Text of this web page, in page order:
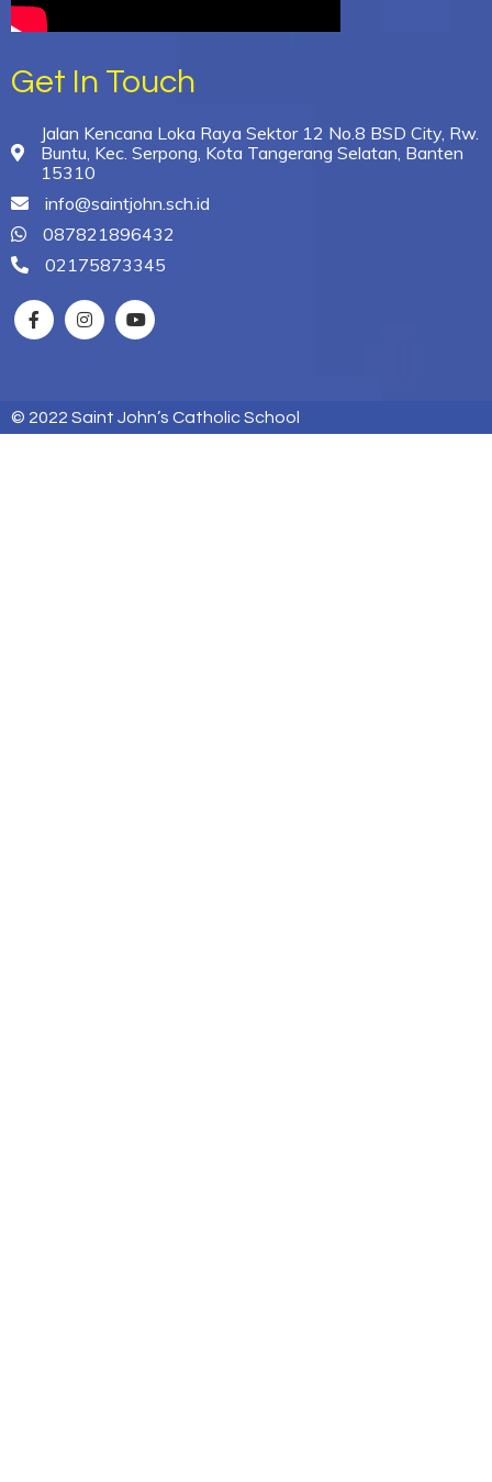
Get In Touch
Jalan Kencana Loka Raya Sektor 12 No.8 BSD City, Rw.
Buntu, Kec. Serpong, Kota Tangerang Selatan, Banten
15310
info@saintjohn.sch.id
087821896432
02175873345
© 2022 Saint John’s Catholic School